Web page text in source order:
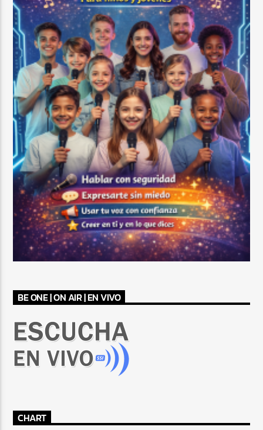
BE ONE | ON AIR | EN VIVO
CHART